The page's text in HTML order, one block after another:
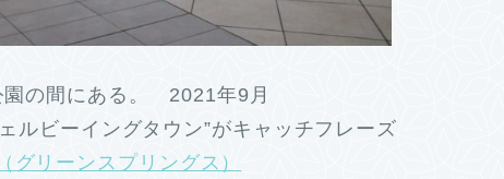
園の間にある。 2021年9月
ルビーイングタウン”がキャッチフレーズ
リーンスプリングス）